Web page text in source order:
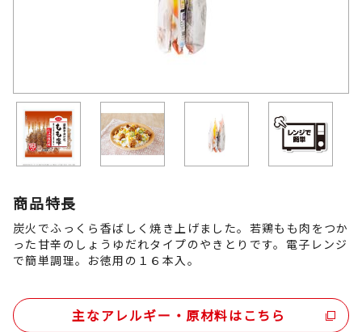
商品特長
炭火でふっくら香ばしく焼き上げました。若鶏もも肉をつか
った甘辛のしょうゆだれタイプのやきとりです。電子レンジ
で簡単調理。お徳用の１６本入。
主なアレルギー・原材料はこちら